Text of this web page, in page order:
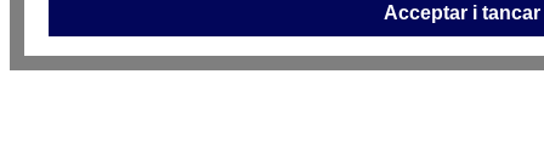
Acceptar i tancar